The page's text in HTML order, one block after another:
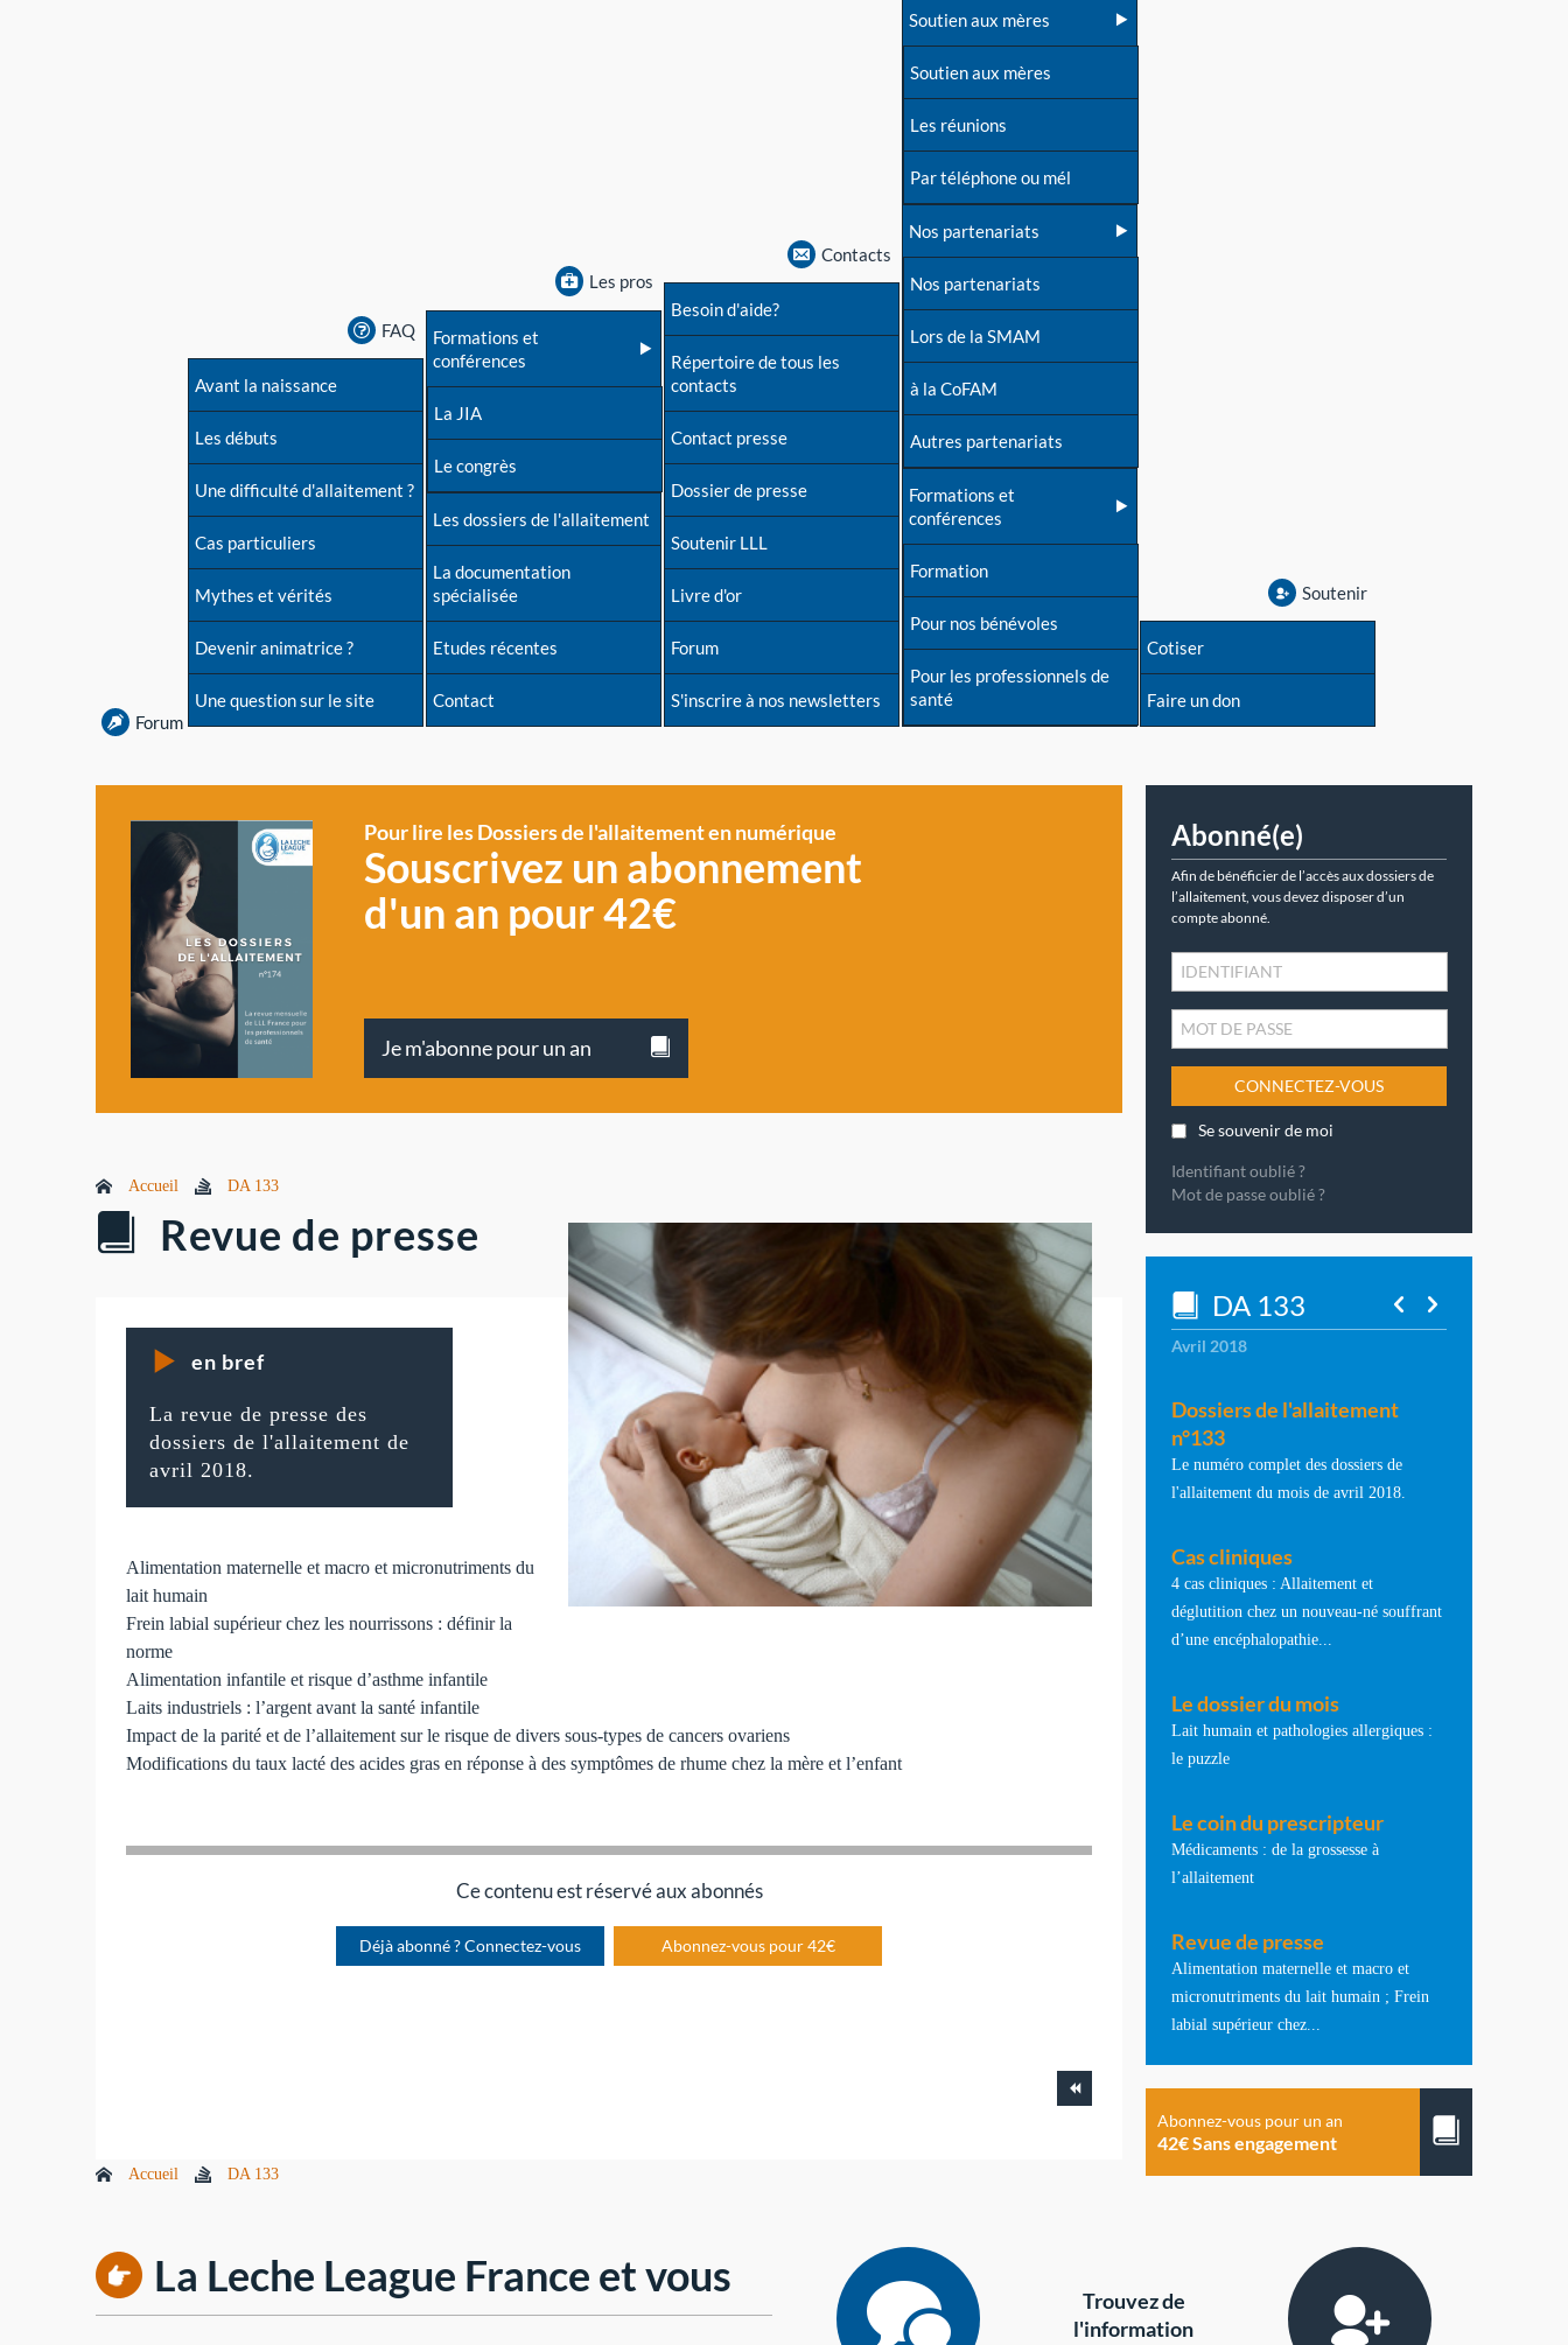
Forum
FAQ
Avant la naissance
Les débuts
Une difficulté d'allaitement ?
Cas particuliers
Mythes et vérités
Devenir animatrice ?
Une question sur le site
Les pros
Formations et
conférences
La JIA
Le congrès
Les dossiers de l'allaitement
La documentation
spécialisée
Etudes récentes
Contact
Contacts
Besoin d'aide?
Répertoire de tous les
contacts
Contact presse
Dossier de presse
Soutenir LLL
Livre d'or
Forum
S'inscrire à nos newsletters
Soutien aux mères
Soutien aux mères
Les réunions
Par téléphone ou mél
Nos partenariats
Nos partenariats
Lors de la SMAM
à la CoFAM
Autres partenariats
Formations et
conférences
Formation
Pour nos bénévoles
Pour les professionnels de
santé
Soutenir
Cotiser
Faire un don
Pour lire les Dossiers de l'allaitement en numérique
Souscrivez un abonnement
d'un an pour 42€
Je m'abonne pour un an
Accueil DA 133
Revue de presse
en bref
La revue de presse des
dossiers de l'allaitement de
avril 2018.
Alimentation maternelle et macro et micronutriments du
lait humain
Frein labial supérieur chez les nourrissons : définir la
norme
Alimentation infantile et risque d’asthme infantile
Laits industriels : l’argent avant la santé infantile
Impact de la parité et de l’allaitement sur le risque de divers sous-types de cancers ovariens
Modifications du taux lacté des acides gras en réponse à des symptômes de rhume chez la mère et l’enfant
Ce contenu est réservé aux abonnés
Déjà abonné ? Connectez-vous Abonnez-vous pour 42€
Accueil DA 133
Abonné(e)
Afin de bénéficier de l’accès aux dossiers de
l’allaitement, vous devez disposer d’un
compte abonné.
CONNECTEZ-VOUS
Se souvenir de moi
Identifiant oublié ?
Mot de passe oublié ?
DA 133
Avril 2018
Dossiers de l'allaitement
n°133
Le numéro complet des dossiers de
l'allaitement du mois de avril 2018.
Cas cliniques
4 cas cliniques : Allaitement et
déglutition chez un nouveau-né souffrant
d’une encéphalopathie...
Le dossier du mois
Lait humain et pathologies allergiques :
le puzzle
Le coin du prescripteur
Médicaments : de la grossesse à
l’allaitement
Revue de presse
Alimentation maternelle et macro et
micronutriments du lait humain ; Frein
labial supérieur chez...
Abonnez-vous pour un an
42€ Sans engagement
La Leche League France et vous
Trouvez de
l'information